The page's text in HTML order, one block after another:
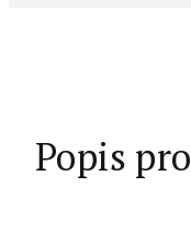
Popis